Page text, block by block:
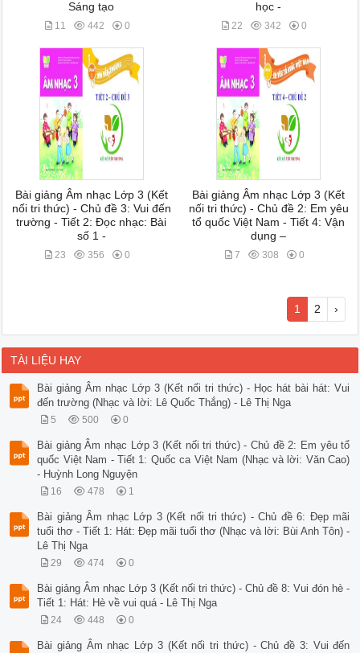
Sáng tạo
11 442 0
học -
22 342 0
Bài giảng Âm nhạc Lớp 3 (Kết
nối tri thức) - Chủ đề 3: Vui đến
trường - Tiết 2: Đọc nhạc: Bài
số 1 -
23 356 0
Bài giảng Âm nhạc Lớp 3 (Kết
nối tri thức) - Chủ đề 2: Em yêu
tổ quốc Việt Nam - Tiết 4: Vận
dụng –
7 308 0
1 2 ›
TÀI LIỆU HAY
Bài giảng Âm nhạc Lớp 3 (Kết nối tri thức) - Học hát bài hát: Vui
đến trường (Nhạc và lời: Lê Quốc Thắng) - Lê Thị Nga
5 500 0
Bài giảng Âm nhạc Lớp 3 (Kết nối tri thức) - Chủ đề 2: Em yêu tổ
quốc Việt Nam - Tiết 1: Quốc ca Việt Nam (Nhạc và lời: Văn Cao)
- Huỳnh Long Nguyện
16 478 1
Bài giảng Âm nhạc Lớp 3 (Kết nối tri thức) - Chủ đề 6: Đẹp mãi
tuổi thơ - Tiết 1: Hát: Đẹp mãi tuổi thơ (Nhạc và lời: Bùi Anh Tôn) -
Lê Thị Nga
29 474 0
Bài giảng Âm nhạc Lớp 3 (Kết nối tri thức) - Chủ đề 8: Vui đón hè -
Tiết 1: Hát: Hè về vui quá - Lê Thị Nga
24 448 0
Bài giảng Âm nhạc Lớp 3 (Kết nối tri thức) - Chủ đề 3: Vui đến